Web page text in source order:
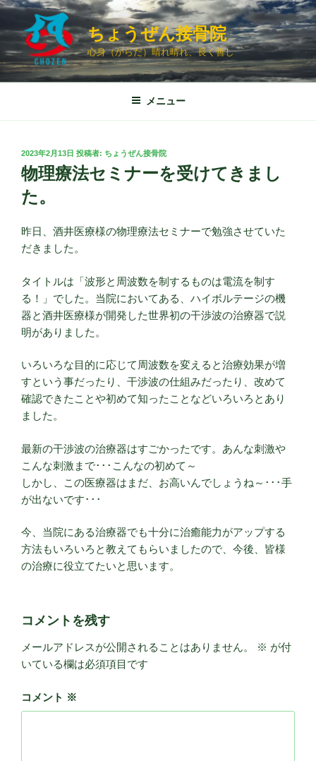
コ
ン
ツ
ちょうぜん接骨院
心身（からだ）晴れ晴れ、長く善し
メニュー
投
稿
日:
2023年2月13日 投稿者: ちょうぜん接骨院
物理療法セミナーを受けてきまし
た。
昨日、酒井医療様の物理療法セミナーで勉強させていた
だきました。
タイトルは「波形と周波数を制するものは電流を制す
る！」でした。当院においてある、ハイボルテージの機
器と酒井医療様が開発した世界初の干渉波の治療器で説
明がありました。
いろいろな目的に応じて周波数を変えると治療効果が増
すという事だったり、干渉波の仕組みだったり、改めて
確認できたことや初めて知ったことなどいろいろとあり
ました。
最新の干渉波の治療器はすごかったです。あんな刺激や
こんな刺激まで･･･こんなの初めて～
しかし、この医療器はまだ、お高いんでしょうね～･･･手
が出ないです･･･
今、当院にある治療器でも十分に治癒能力がアップする
方法もいろいろと教えてもらいましたので、今後、皆様
の治療に役立てたいと思います。
コメントを残す
メールアドレスが公開されることはありません。 ※ が付
いている欄は必須項目です
コメント ※